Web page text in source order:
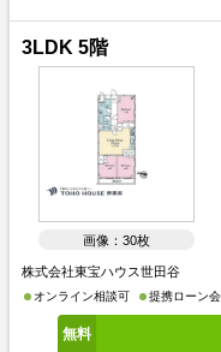
3LDK 5階
画像：30枚
株式会社東宝ハウス世田谷
オンライン相談可 提携ローン